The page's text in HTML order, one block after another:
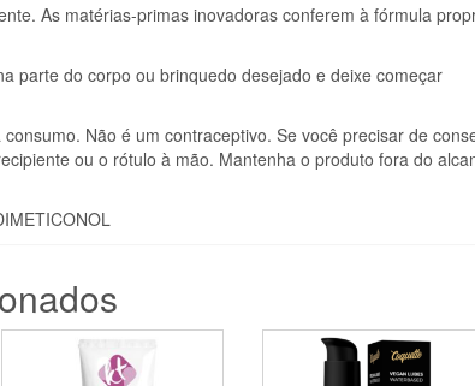
As matérias-primas inovadoras conferem à fórmula
parte do corpo ou brinquedo desejado e deixe começar
Não é um contraceptivo. Se você precisar de
ou o rótulo à mão. Mantenha o produto fora do